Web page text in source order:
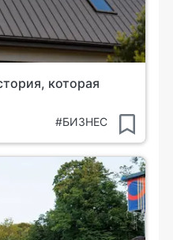
которая
#БИЗНЕС